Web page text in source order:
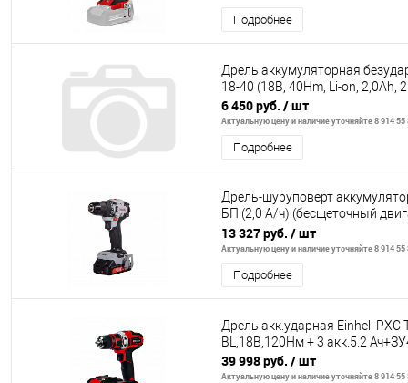
Подробнее
Дрель аккумуляторная
18-40 (18В, 40Hm, Li-on, 2,0Ah,
6 450 руб. / шт
Актуальную цену и наличие уточняйте 8 914 55
Подробнее
Дрель-шуруповерт
БП (2,0 А/ч) (бесщеточный
Ресанта
13 327 руб. / шт
Актуальную цену и наличие уточняйте 8 914 55
Подробнее
Дрель акк.ударная Einhell PXC
BL,18В,120Нм + 3 акк.5.2
39 998 руб. / шт
Актуальную цену и наличие уточняйте 8 914 55